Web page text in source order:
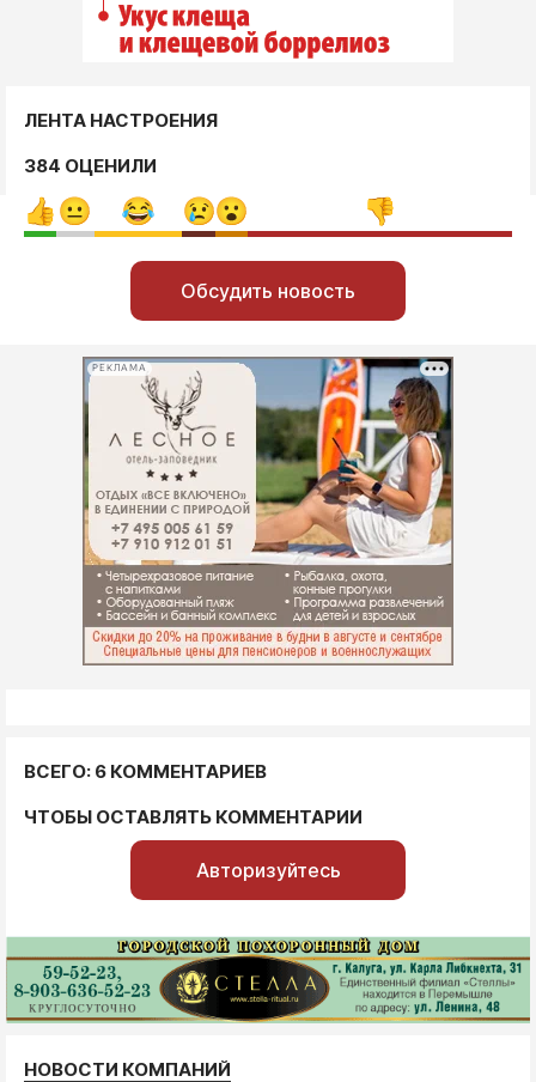
ЛЕНТА НАСТРОЕНИЯ
384 ОЦЕНИЛИ
Обсудить новость
РЕКЛАМА
ВСЕГО: 6 КОММЕНТАРИЕВ
ЧТОБЫ ОСТАВЛЯТЬ КОММЕНТАРИИ
Авторизуйтесь
НОВОСТИ КОМПАНИЙ